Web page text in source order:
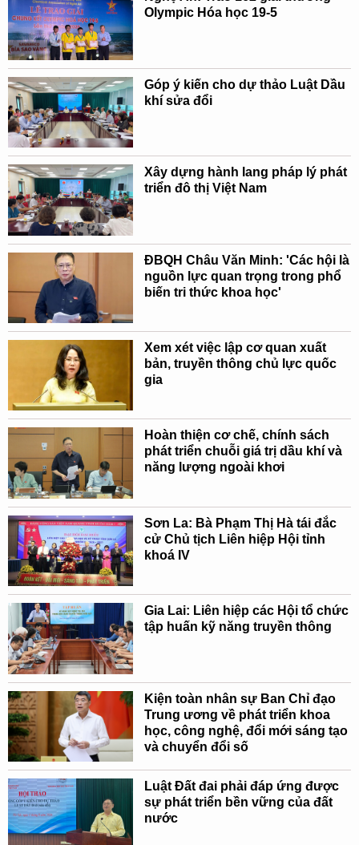
Olympic Hóa học 19-5
Góp ý kiến cho dự thảo Luật Dầu
khí sửa đổi
Xây dựng hành lang pháp lý phát
triển đô thị Việt Nam
ĐBQH Châu Văn Minh: 'Các hội là
nguồn lực quan trọng trong phổ
biến tri thức khoa học'
Xem xét việc lập cơ quan xuất
bản, truyền thông chủ lực quốc
gia
Hoàn thiện cơ chế, chính sách
phát triển chuỗi giá trị dầu khí và
năng lượng ngoài khơi
Sơn La: Bà Phạm Thị Hà tái đắc
cử Chủ tịch Liên hiệp Hội tỉnh
khoá IV
Gia Lai: Liên hiệp các Hội tổ chức
tập huấn kỹ năng truyền thông
Kiện toàn nhân sự Ban Chỉ đạo
Trung ương về phát triển khoa
học, công nghệ, đổi mới sáng tạo
và chuyển đổi số
Luật Đất đai phải đáp ứng được
sự phát triển bền vững của đất
nước